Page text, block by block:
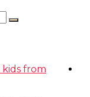
for:
from